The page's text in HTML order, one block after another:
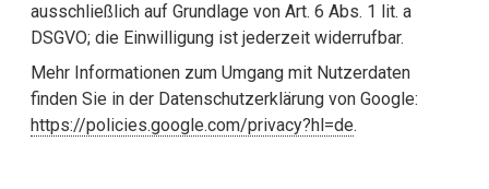
ausschließlich auf Grundlage von Art. 6 Abs. 1 lit. a
DSGVO; die Einwilligung ist jederzeit widerrufbar.
Mehr Informationen zum Umgang mit Nutzerdaten
finden Sie in der Datenschutzerklärung von Google:
https://policies.google.com/privacy?hl=de.